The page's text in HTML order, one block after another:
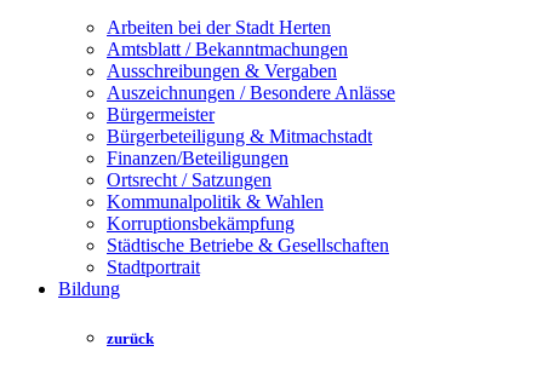
Arbeiten bei der Stadt Herten
Amtsblatt / Bekanntmachungen
Ausschreibungen & Vergaben
Auszeichnungen / Besondere Anlässe
Bürgermeister
Bürgerbeteiligung & Mitmachstadt
Finanzen/Beteiligungen
Ortsrecht / Satzungen
Kommunalpolitik & Wahlen
Korruptionsbekämpfung
Städtische Betriebe & Gesellschaften
Stadtportrait
Bildung
zurück